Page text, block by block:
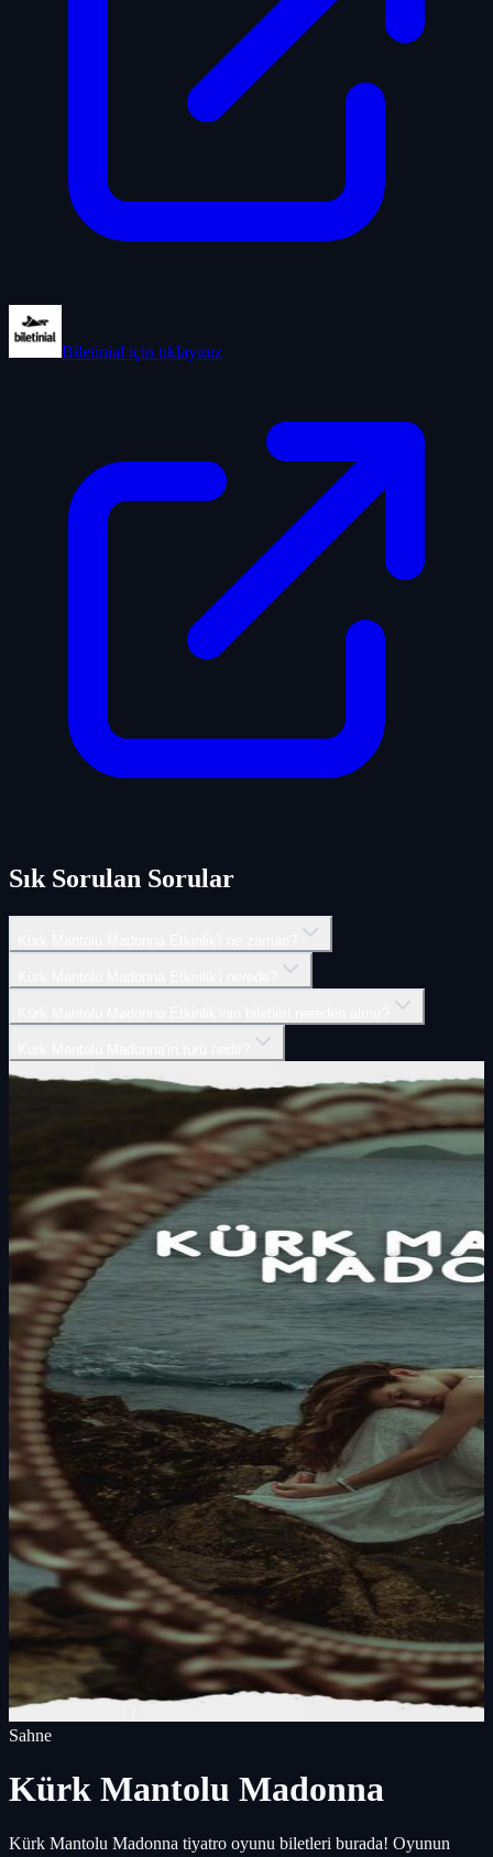
Biletinial için tıklayınız
Sık Sorulan Sorular
Sahne
Kürk Mantolu Madonna
Kürk Mantolu Madonna tiyatro oyunu biletleri burada! Oyunun